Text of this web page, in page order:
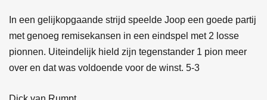
In een gelijkopgaande strijd speelde Joop een goede partij
met genoeg remisekansen in een eindspel met 2 losse
pionnen. Uiteindelijk hield zijn tegenstander 1 pion meer
over en dat was voldoende voor de winst. 5-3